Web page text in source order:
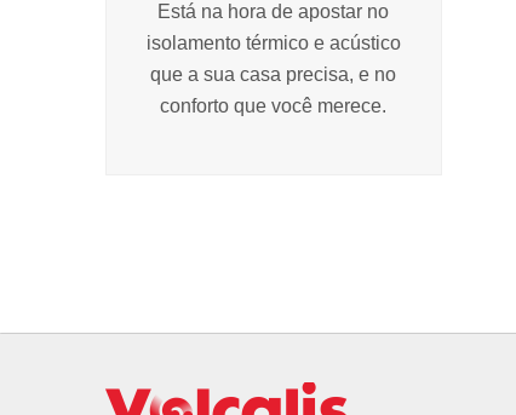
Está na hora de apostar no
isolamento térmico e acústico
que a sua casa precisa, e no
conforto que você merece.